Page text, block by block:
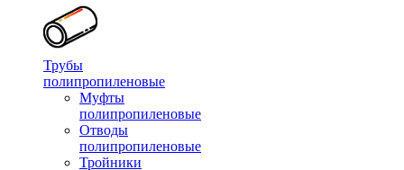
Трубы
полипропиленовые
Муфты
полипропиленовые
Отводы
полипропиленовые
Тройники